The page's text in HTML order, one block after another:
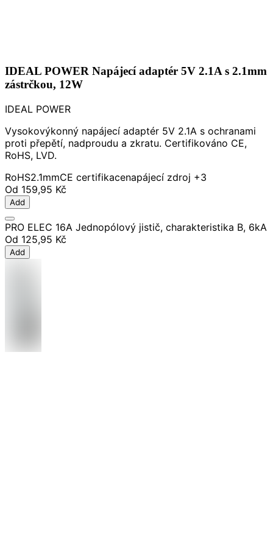
IDEAL POWER Napájecí adaptér 5V 2.1A s 2.1mm
zástrčkou, 12W
IDEAL POWER
Vysokovýkonný napájecí adaptér 5V 2.1A s ochranami
proti přepětí, nadproudu a zkratu. Certifikováno CE,
RoHS, LVD.
RoHS2.1mmCE certifikacenapájecí zdroj +3
Od 159,95 Kč
Add
PRO ELEC 16A Jednopólový jistič, charakteristika B, 6kA
Od 125,95 Kč
Add